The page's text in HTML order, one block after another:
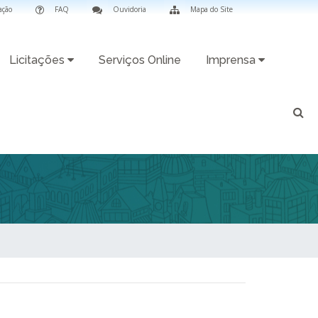
Mapa do Site
Ouvidoria
FAQ
Licitações Serviços Online Imprensa